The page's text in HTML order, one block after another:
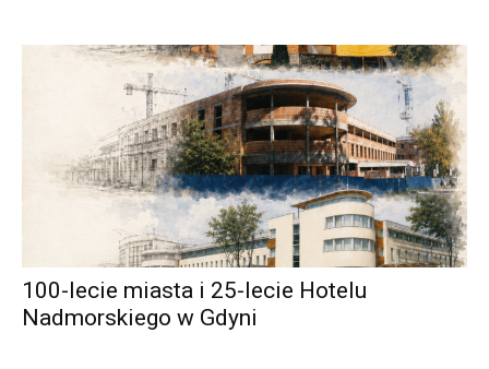
100-lecie miasta i 25-lecie Hotelu
Nadmorskiego w Gdyni